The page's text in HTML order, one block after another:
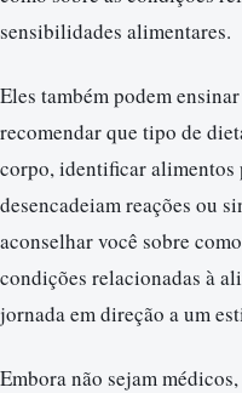
sensibilidades alimentares.
Eles também podem
recomendar que tipo de
corpo, identificar
desencadeiam reações ou
aconselhar você sobre
condições relacionadas à
jornada em direção a um
Embora não sejam